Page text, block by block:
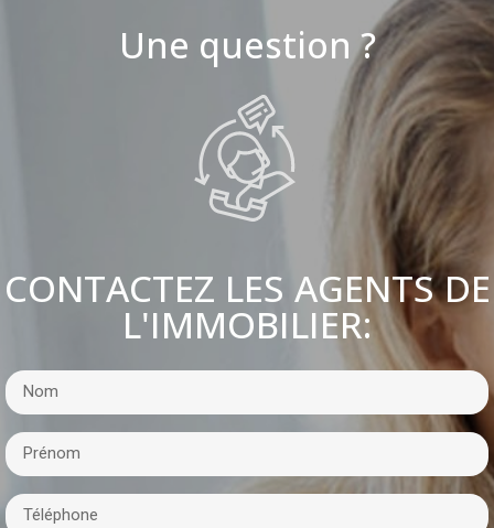
Une question ?
CONTACTEZ LES AGENTS DE
L'IMMOBILIER: